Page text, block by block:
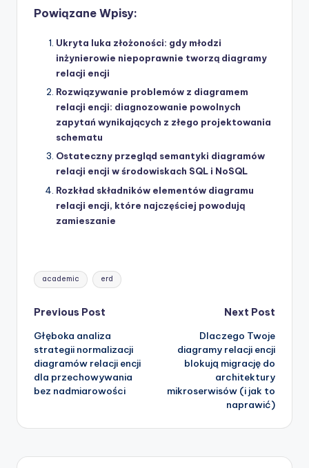
Powiązane Wpisy:
Ukryta luka złożoności: gdy młodzi
inżynierowie niepoprawnie tworzą diagramy
relacji encji
Rozwiązywanie problemów z diagramem
relacji encji: diagnozowanie powolnych
zapytań wynikających z złego projektowania
schematu
Ostateczny przegląd semantyki diagramów
relacji encji w środowiskach SQL i NoSQL
Rozkład składników elementów diagramu
relacji encji, które najczęściej powodują
zamieszanie
Tags:
academic erd
Post
navigation
Previous Post
Głęboka analiza
strategii normalizacji
diagramów relacji encji
dla przechowywania
bez nadmiarowości
Next Post
Dlaczego Twoje
diagramy relacji encji
blokują migrację do
architektury
mikroserwisów (i jak to
naprawić)